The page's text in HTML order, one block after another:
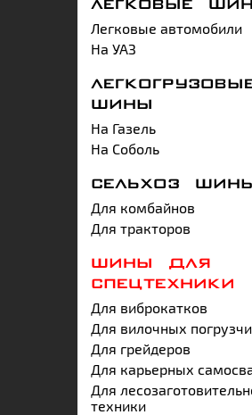
ЛЕГКОВЫЕ
Легковые автомобили
На УАЗ
ШИНЫ
На Газель
На Соболь
СЕЛЬХОЗ ШИНЫ
Для комбайнов
Для тракторов
ШИНЫ ДЛЯ
СПЕЦТЕХНИКИ
Для виброкатков
Для вилочных
Для грейдеров
Для карьерных
Для
техники